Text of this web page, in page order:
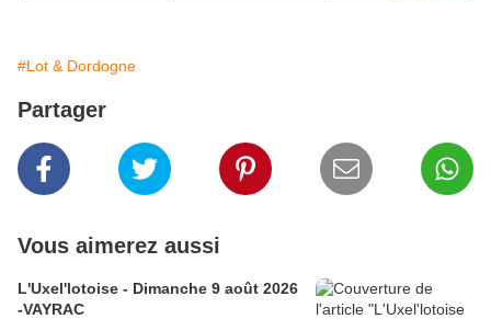
#Lot & Dordogne
Partager
Vous aimerez aussi
L'Uxel'lotoise - Dimanche 9 août 2026
-VAYRAC